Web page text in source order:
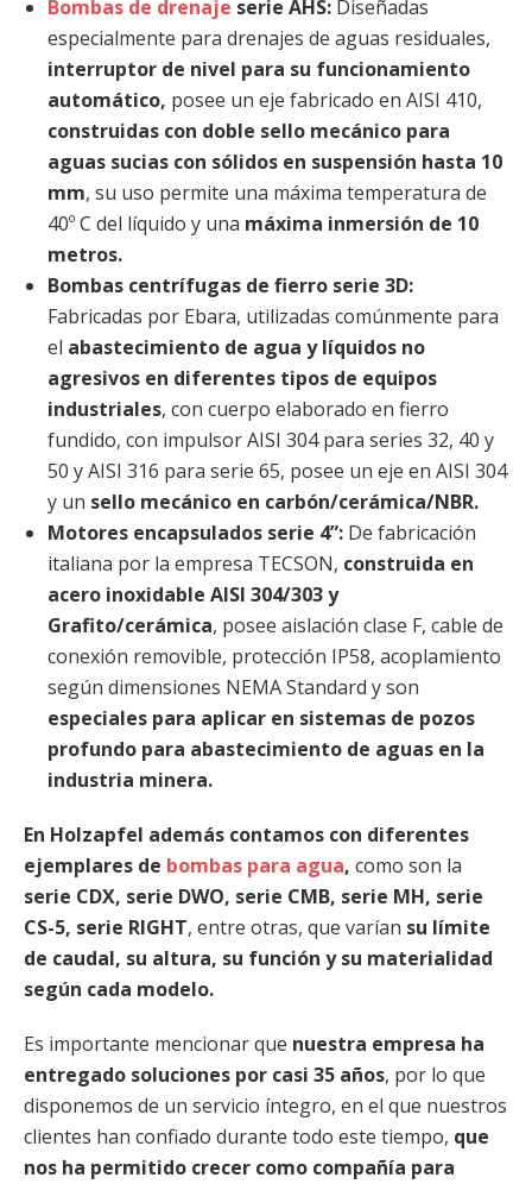
Bombas de drenaje serie AHS: Diseñadas
especialmente para drenajes de aguas residuales,
interruptor de nivel para su funcionamiento
automático, posee un eje fabricado en AISI 410,
construidas con doble sello mecánico para
aguas sucias con sólidos en suspensión hasta 10
mm, su uso permite una máxima temperatura de
40º C del líquido y una máxima inmersión de 10
metros.
Bombas centrífugas de fierro serie 3D:
Fabricadas por Ebara, utilizadas comúnmente para
el abastecimiento de agua y líquidos no
agresivos en diferentes tipos de equipos
industriales, con cuerpo elaborado en fierro
fundido, con impulsor AISI 304 para series 32, 40 y
50 y AISI 316 para serie 65, posee un eje en AISI 304
y un sello mecánico en carbón/cerámica/NBR.
Motores encapsulados serie 4”: De fabricación
italiana por la empresa TECSON, construida en
acero inoxidable AISI 304/303 y
Grafito/cerámica, posee aislación clase F, cable de
conexión removible, protección IP58, acoplamiento
según dimensiones NEMA Standard y son
especiales para aplicar en sistemas de pozos
profundo para abastecimiento de aguas en la
industria minera.
En Holzapfel además contamos con diferentes
ejemplares de bombas para agua, como son la
serie CDX, serie DWO, serie CMB, serie MH, serie
CS-5, serie RIGHT, entre otras, que varían su límite
de caudal, su altura, su función y su materialidad
según cada modelo.
Es importante mencionar que nuestra empresa ha
entregado soluciones por casi 35 años, por lo que
disponemos de un servicio íntegro, en el que nuestros
clientes han confiado durante todo este tiempo, que
nos ha permitido crecer como compañía para